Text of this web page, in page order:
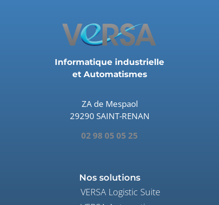
Informatique industrielle
et Automatismes
ZA de Mespaol
29290 SAINT-RENAN
02 98 05 05 25
Nos solutions
VERSA Logistic Suite